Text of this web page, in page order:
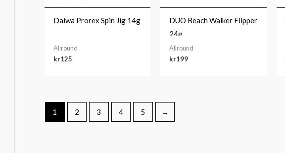
Daiwa Prorex Spin Jig 14g
Allround
kr125
DUO Beach Walker Flipper
24g
Allround
kr199
1 2 3 4 5 →